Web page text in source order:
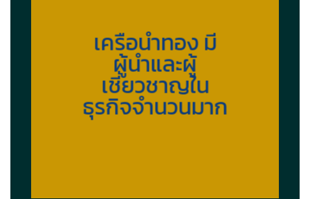
เครือนำทอง มี
ผู้นำและผู้
เชี่ยวชาญใน
ธุรกิจจำนวนมาก